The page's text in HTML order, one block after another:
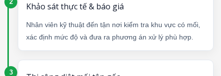
Khảo sát thực tế & báo giá
Nhân viên kỹ thuật đến tận nơi kiểm tra khu vực có mối,
xác định mức độ và đưa ra phương án xử lý phù hợp.